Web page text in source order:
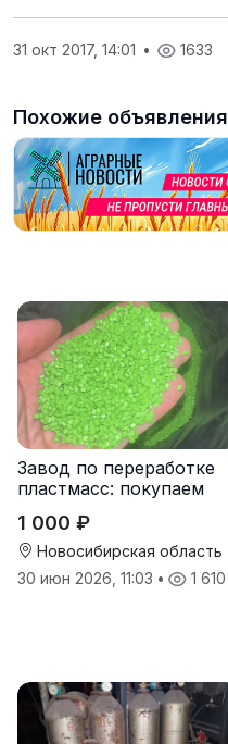
31 окт 2017, 14:01 • 1633
Похожие объявления
Завод по переработке
пластмасс: покупаем
паллет и поддонов
1 000 ₽
Новосибирская область
30 июн 2026, 11:03 • 1 610